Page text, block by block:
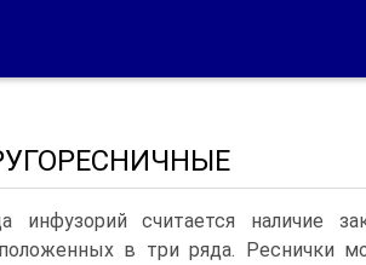
инфузорий считается наличие
в три ряда. Реснички